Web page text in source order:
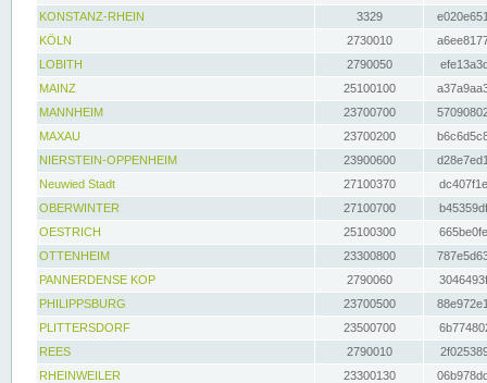
KONSTANZ-RHEIN
3329
KÖLN
2730010
LOBITH
2790050
MAINZ
25100100
MANNHEIM
23700700
MAXAU
23700200
NIERSTEIN-OPPENHEIM
23900600
Neuwied Stadt
27100370
OBERWINTER
27100700
OESTRICH
25100300
OTTENHEIM
23300800
PANNERDENSE KOP
2790060
PHILIPPSBURG
23700500
PLITTERSDORF
23500700
REES
2790010
RHEINWEILER
23300130